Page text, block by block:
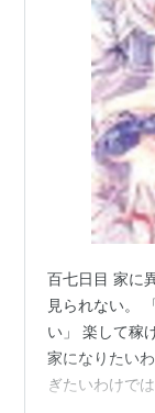
百七日目 家に
見られない。
い」 楽して稼
家になりたい
ぎたいわけで